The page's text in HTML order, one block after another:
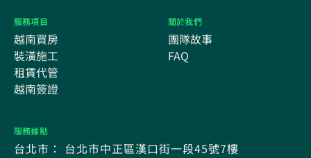
服務項目
越南買房
裝潢施工
租賃代管
越南簽證
關於我們
團隊故事
FAQ
服務據點
台北市： 台北市中正區漢口街一段45號7樓